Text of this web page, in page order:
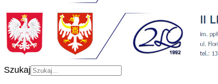
Szukaj